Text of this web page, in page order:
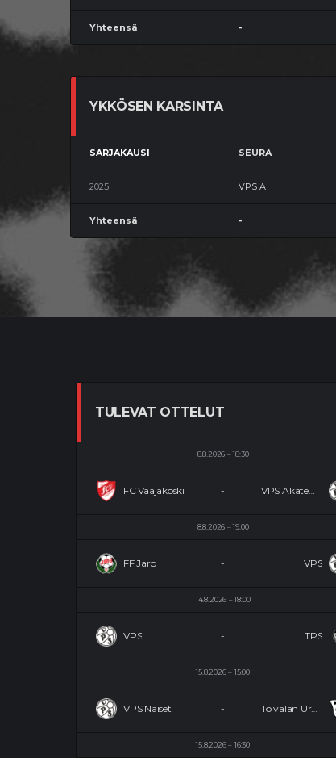
Yhteensä -
YKKÖSEN KARSINTA
SARJAKAUSI SEURA
2025 VPS A
Yhteensä -
TULEVAT OTTELUT
8.8.2026 18:30
FC Vaajakoski VPS Akatemia
-
8.8.2026 19:00
FF Jaro VPS
-
14.8.2026 18:00
VPS TPS
-
15.8.2026 15:00
VPS Naiset Toivalan Urheilijat Naiset
-
15.8.2026 16:30